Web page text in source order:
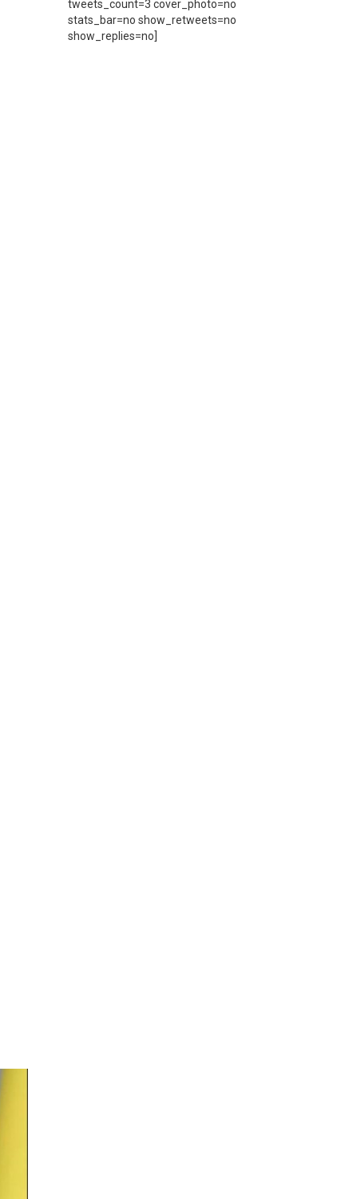
tweets_count=3 cover_photo=no
stats_bar=no show_retweets=no
show_replies=no]